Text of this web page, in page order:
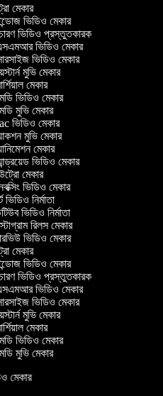
মেকার
ভিডিও মেকার
ভিডিও প্রস্তুতকারক
ভিডিও মেকার
ভিডিও মেকার
মুভি মেকার
মেকার
ভিডিও মেকার
মুভি মেকার
ভিডিও মেকার
মুভি মেকার
মেকার
ভিডিও মেকার
মেকার
ভিডিও মেকার
নির্মাতা
ভিডিও নির্মাতা
রিলস মেকার
ভিডিও মেকার
মেকার
ভিডিও মেকার
ভিডিও প্রস্তুতকারক
ভিডিও মেকার
ভিডিও মেকার
মুভি মেকার
মেকার
ভিডিও মেকার
মুভি মেকার
মেকার